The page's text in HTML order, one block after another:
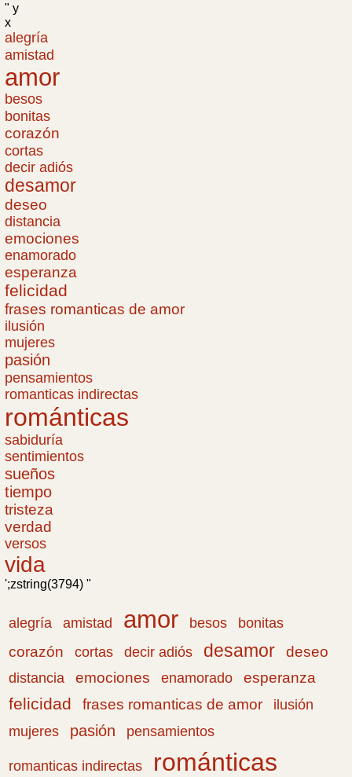
" y
x
alegría
amistad
amor
besos
bonitas
corazón
cortas
decir adiós
desamor
deseo
distancia
emociones
enamorado
esperanza
felicidad
frases romanticas de amor
ilusión
mujeres
pasión
pensamientos
romanticas indirectas
románticas
sabiduría
sentimientos
sueños
tiempo
tristeza
verdad
versos
vida
';zstring(3794) "
alegría amistad amor besos
bonitas
corazón
cortas decir adiós desamor deseo
distancia emociones enamorado esperanza
felicidad frases romanticas de amor
ilusión
mujeres
pasión pensamientos
romanticas indirectas románticas